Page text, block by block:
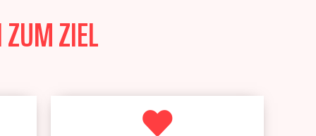
ZIEL